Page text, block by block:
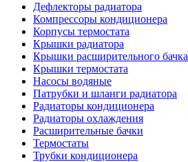
Дефлекторы радиатора
Компрессоры кондиционера
Корпусы термостата
Крышки радиатора
Крышки расширительного бачка
Крышки термостата
Насосы водяные
Патрубки и шланги радиатора
Радиаторы кондиционера
Радиаторы охлаждения
Расширительные бачки
Термостаты
Трубки кондиционера